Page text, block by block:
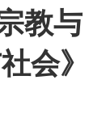
教与
会》